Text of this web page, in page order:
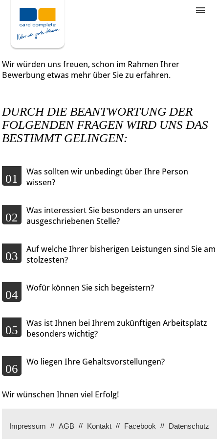
Stellenangebote
Unternehmensziele
Was wir bieten
Wir würden uns freuen, schon im Rahmen Ihrer
Bewerbung etwas mehr über Sie zu erfahren.
DURCH DIE BEANTWORTUNG DER
FOLGENDEN FRAGEN WIRD UNS DAS
BESTIMMT GELINGEN:
01
Was sollten wir unbedingt über Ihre Person
wissen?
02
Was interessiert Sie besonders an unserer
ausgeschriebenen Stelle?
03
Auf welche Ihrer bisherigen Leistungen sind Sie am
stolzesten?
04
Wofür können Sie sich begeistern?
05
Was ist Ihnen bei Ihrem zukünftigen Arbeitsplatz
besonders wichtig?
06
Wo liegen Ihre Gehaltsvorstellungen?
Wir wünschen Ihnen viel Erfolg!
Impressum AGB Kontakt Facebook Datenschutz